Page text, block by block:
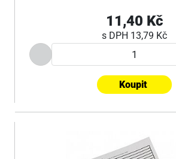
11,40 Kč
s DPH 13,79 Kč
Koupit